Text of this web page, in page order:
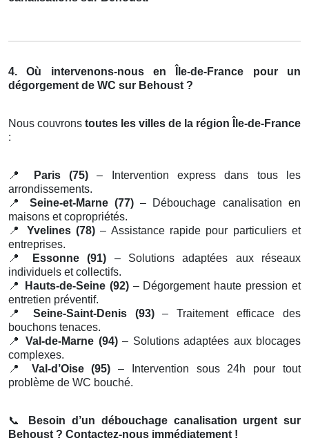
4. Où intervenons-nous en Île-de-France pour un
dégorgement de WC sur Behoust ?
Nous couvrons toutes les villes de la région Île-de-France
:
📍 Paris (75) – Intervention express dans tous les
arrondissements.
📍
Seine-et-Marne (77)– Débouchage canalisation en
maisons et copropriétés.
📍
Yvelines (78) – Assistance rapide pour particuliers et
entreprises.
📍
Essonne (91) – Solutions adaptées aux réseaux
individuels et collectifs.
📍
Hauts-de-Seine (92)– Dégorgement haute pression et
entretien préventif.
📍
Seine-Saint-Denis (93)– Traitement efficace des
bouchons tenaces.
📍
Val-de-Marne (94)– Solutions adaptées aux blocages
complexes.
📍
Val-d’Oise (95) – Intervention sous 24h pour tout
problème de WC bouché.
📞
Besoin d’un débouchage canalisation urgent sur
Behoust ? Contactez-nous immédiatement !